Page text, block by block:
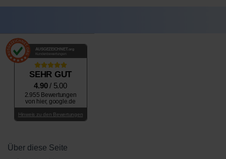
AUSGEZEICHNET .org
Kundenbewertungen
SEHR GUT
4.90/ 5.00
2.955 Bewertungen
von hier, google.de
Hinweis zu den Bewertungen
Über diese Seite